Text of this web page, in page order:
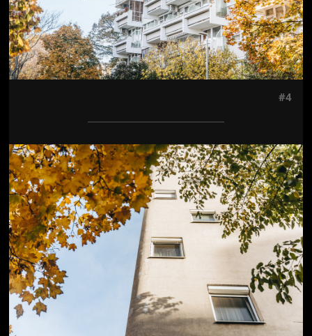
#4
Jön még kép!